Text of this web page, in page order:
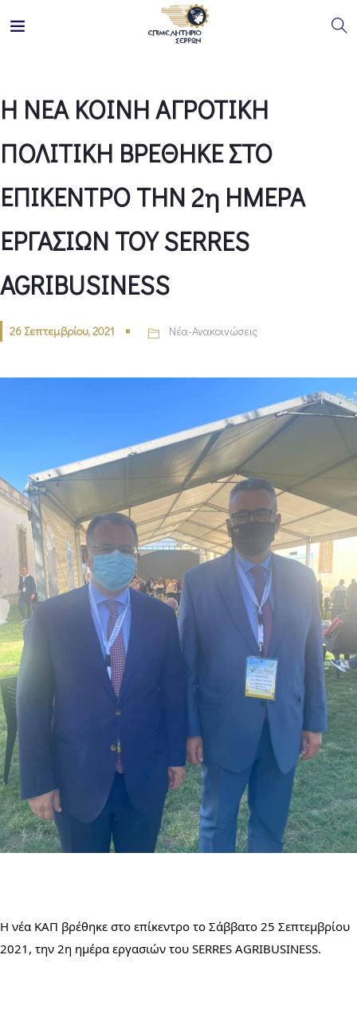
Η ΝΕΑ ΚΟΙΝΗ ΑΓΡΟΤΙΚΗ
ΠΟΛΙΤΙΚΗ ΒΡΕΘΗΚΕ ΣΤΟ
ΕΠΙΚΕΝΤΡΟ ΤΗΝ 2η ΗΜΕΡΑ
ΕΡΓΑΣΙΩΝ ΤΟΥ SERRES
AGRIBUSINESS
26 Σεπτεμβρίου, 2021 Νέα-Ανακοινώσεις
Η νέα ΚΑΠ βρέθηκε στο επίκεντρο το Σάββατο 25 Σεπτεμβρίου
2021, την 2η ημέρα εργασιών του SERRES AGRIBUSINESS.